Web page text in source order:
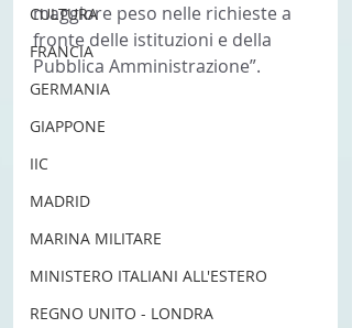
CULTURA
FRANCIA
GERMANIA
GIAPPONE
IIC
MADRID
MARINA MILITARE
MINISTERO ITALIANI ALL'ESTERO
REGNO UNITO - LONDRA
maggiore peso nelle richieste a
fronte delle istituzioni e della
Pubblica Amministrazione”.